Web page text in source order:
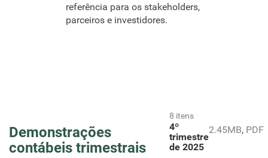
referência para os stakeholders,
parceiros e investidores.
Demonstrações
contábeis trimestrais
8 itens
4º
trimestre
de 2025
2.45MB, PDF